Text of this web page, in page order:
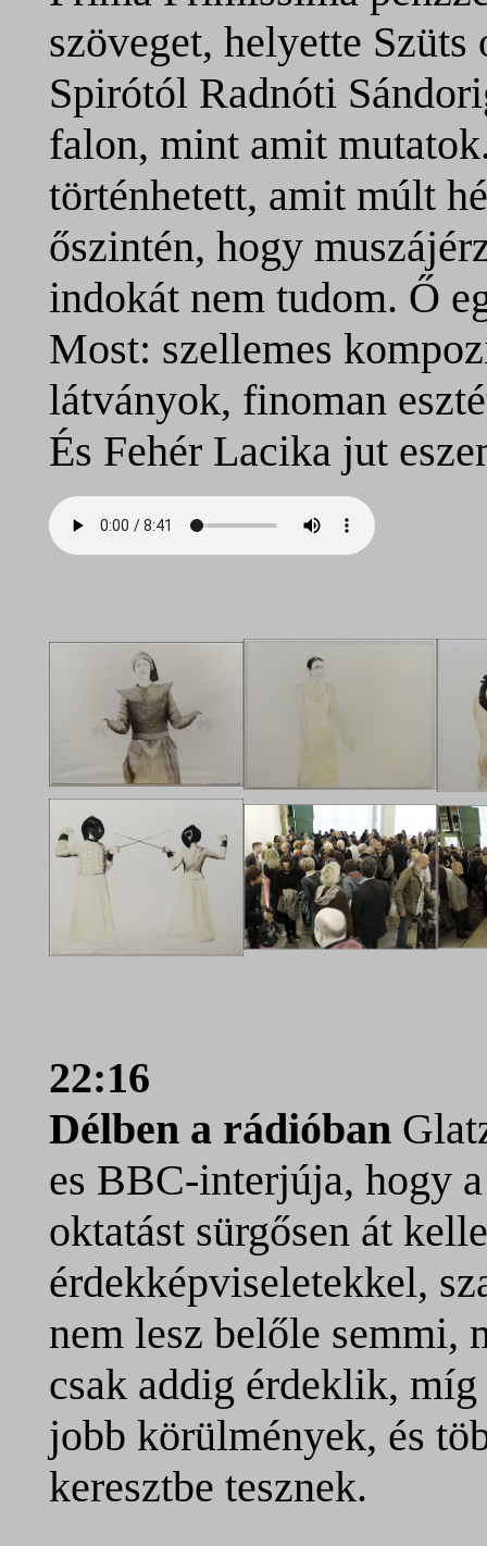
szöveget, helyette
Spirótól Radnóti
falon, mint amit
történhetett, amit múlt
őszintén, hogy
indokát nem tudom. Ő
Most: szellemes
látványok, finoman
És Fehér Lacika jut
22:16
Délben a rádióban
es BBC-interjúja, hogy
oktatást sürgősen át
érdekképviseletekkel,
nem lesz belőle semmi,
csak addig érdeklik,
jobb körülmények, és
keresztbe tesznek.